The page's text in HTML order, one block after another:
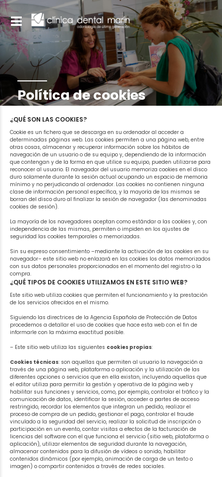
Política de cookies
¿QUÉ SON LAS COOKIES?
Cookie es un fichero que se descarga en su ordenador al acceder a
determinadas páginas web. Las cookies permiten a una página web, entre
otras cosas, almacenar y recuperar información sobre los hábitos de
navegación de un usuario o de su equipo y, dependiendo de la información
que contengan y de la forma en que utilice su equipo, pueden utilizarse para
reconocer al usuario. El navegador del usuario memoriza cookies en el disco
duro solamente durante la sesión actual ocupando un espacio de memoria
mínimo y no perjudicando al ordenador. Las cookies no contienen ninguna
clase de información personal específica, y la mayoría de las mismas se
borran del disco duro al finalizar la sesión de navegador (las denominadas
cookies de sesión).
La mayoría de los navegadores aceptan como estándar a las cookies y, con
independencia de las mismas, permiten o impiden en los ajustes de
seguridad las cookies temporales o memorizadas.
Sin su expreso consentimiento –mediante la activación de las cookies en su
navegador– este sitio web no enlazará en las cookies los datos memorizados
con sus datos personales proporcionados en el momento del registro o la
compra.
¿QUÉ TIPOS DE COOKIES UTILIZAMOS EN ESTE SITIO WEB?
Este sitio web utiliza cookies que permiten el funcionamiento y la prestación
de los servicios ofrecidos en el mismo.
Siguiendo las directrices de la Agencia Española de Protección de Datos
procedemos a detallar el uso de cookies que hace esta web con el fin de
informarle con la máxima exactitud posible.
– Este sitio web utiliza las siguientes cookies propias:
Cookies técnicas: son aquellas que permiten al usuario la navegación a
través de una página web, plataforma o aplicación y la utilización de las
diferentes opciones o servicios que en ella existan, incluyendo aquellas que
el editor utiliza para permitir la gestión y operativa de la página web y
habilitar sus funciones y servicios, como, por ejemplo, controlar el tráfico y la
comunicación de datos, identificar la sesión, acceder a partes de acceso
restringido, recordar los elementos que integran un pedido, realizar el
proceso de compra de un pedido, gestionar el pago, controlar el fraude
vinculado a la seguridad del servicio, realizar la solicitud de inscripción o
participación en un evento, contar visitas a efectos de la facturación de
licencias del software con el que funciona el servicio (sitio web, plataforma o
aplicación), utilizar elementos de seguridad durante la navegación,
almacenar contenidos para la difusión de vídeos o sonido, habilitar
contenidos dinámicos (por ejemplo, animación de carga de un texto o
imagen) o compartir contenidos a través de redes sociales.